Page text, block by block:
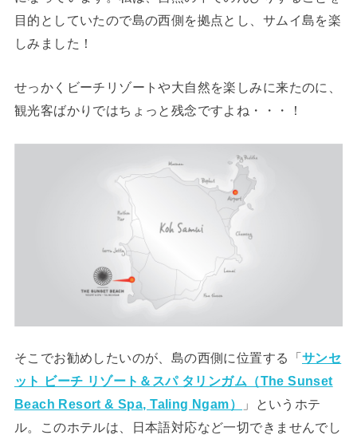
目的としていたので島の西側を拠点とし、サムイ島を楽
しみました！
せっかくビーチリゾートや大自然を楽しみに来たのに、
観光客ばかりではちょっと残念ですよね・・・！
そこでお勧めしたいのが、島の西側に位置する「サンセ
ット ビーチ リゾート＆スパ タリンガム（The Sunset
Beach Resort & Spa, Taling Ngam）
」というホテ
ル。このホテルは、日本語対応など一切できませんでし